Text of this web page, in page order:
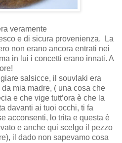
veramente
e di sicura provenienza.
La
non erano ancora entrati nei
in lui i concetti erano innati. A
salsicce, il souvlaki era
mia madre, ( una cosa che
e che vige tutt’ora è che la
davanti ai tuoi occhi, ti fa
acconsenti, lo trita e questa è
e anche qui scelgo il pezzo
il dado non sapevamo cosa